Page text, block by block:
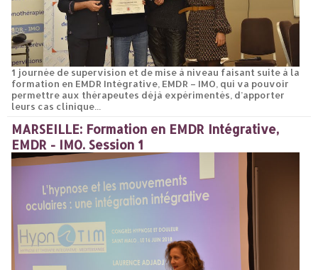
1 journée de supervision et de mise à niveau faisant suite à la
formation en EMDR Intégrative, EMDR – IMO, qui va pouvoir
permettre aux thérapeutes déjà expérimentés, d’apporter
leurs cas clinique...
MARSEILLE: Formation en EMDR Intégrative,
EMDR - IMO. Session 1